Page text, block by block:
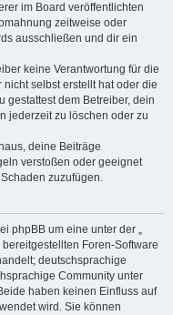
im Board veröffentlichten
zeitweise oder
ausschließen und dir ein
keine Verantwortung für die
selbst erstellt hat oder die
gestattest dem Betreiber, dein
jederzeit zu löschen oder zu
deine Beiträge
verstoßen oder geeignet
zuzufügen.
phpBB um eine unter der „
bereitgestellten Foren-Software
deutschsprachige
Community unter
haben keinen Einfluss auf
wird. Sie können